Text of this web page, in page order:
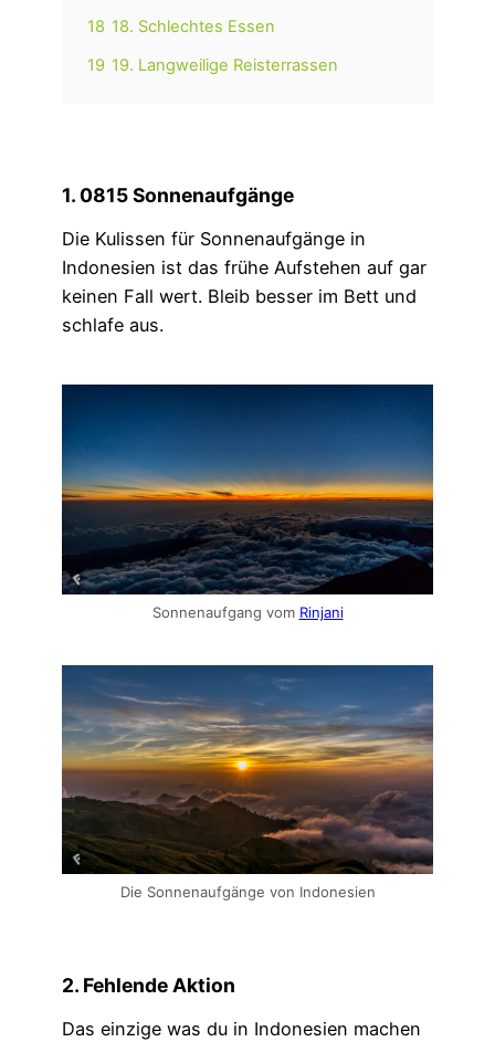
18 18. Schlechtes Essen
19 19. Langweilige Reisterrassen
1. 0815 Sonnenaufgänge
Die Kulissen für Sonnenaufgänge in
Indonesien ist das frühe Aufstehen auf gar
keinen Fall wert. Bleib besser im Bett und
schlafe aus.
Sonnenaufgang vom Rinjani
Die Sonnenaufgänge von Indonesien
2. Fehlende Aktion
Das einzige was du in Indonesien machen